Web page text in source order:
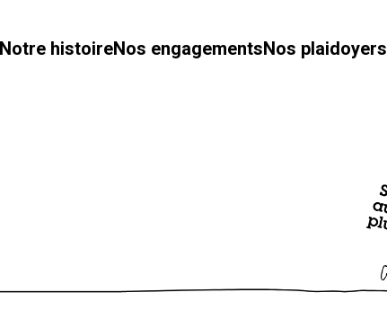
Notre histoireNos engagementsNos plaidoyers